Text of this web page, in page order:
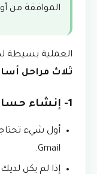
الموافقة من
العملية بسيطة
ثلاث مراحل
1- إنشاء حساب Google AdSense
أول شيء
Gmail.
إذا لم يكن